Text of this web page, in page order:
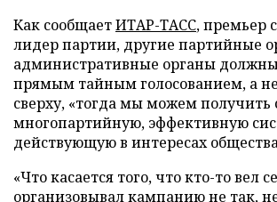
Как сообщаетИТАР-ТАСС, премьер
лидер партии, другие партийные
административные органы
прямым тайным голосованием, а
сверху, «тогда мы можем получить
многопартийную, эффективную
действующую в интересах
«Что касается того, что кто-то вел
организовывал кампанию не так,